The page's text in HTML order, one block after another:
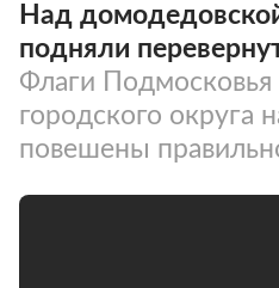
Над
подняли
Флаги Подмосковья
городского округа
повешены